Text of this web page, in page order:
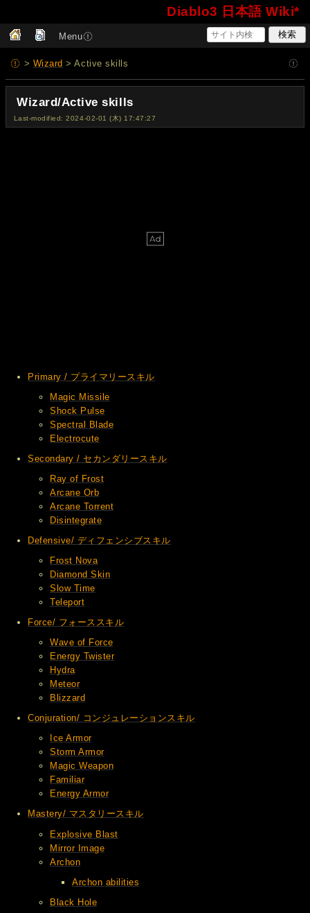
Diablo3 日本語 Wiki*
Menu
> Wizard > Active skills
Wizard/Active skills
Last-modified: 2024-02-01 (木) 17:47:27
Primary / プライマリースキル
Magic Missile
Shock Pulse
Spectral Blade
Electrocute
Secondary / セカンダリースキル
Ray of Frost
Arcane Orb
Arcane Torrent
Disintegrate
Defensive/ ディフェンシブスキル
Frost Nova
Diamond Skin
Slow Time
Teleport
Force/ フォーススキル
Wave of Force
Energy Twister
Hydra
Meteor
Blizzard
Conjuration/ コンジュレーションスキル
Ice Armor
Storm Armor
Magic Weapon
Familiar
Energy Armor
Mastery/ マスタリースキル
Explosive Blast
Mirror Image
Archon
Archon abilities
Black Hole